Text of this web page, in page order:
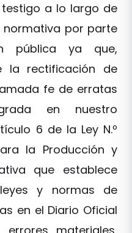
a lo largo de
normativa por parte
pública ya que,
la rectificación de
fe de erratas
en nuestro
6 de la Ley N.º
la Producción y
que establece
y normas de
en el Diario Oficial